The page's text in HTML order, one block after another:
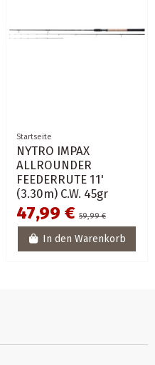
Startseite
NYTRO IMPAX
ALLROUNDER
FEEDERRUTE 11'
(3.30m) C.W. 45gr
47,99 € 59,99 €
In den Warenkorb